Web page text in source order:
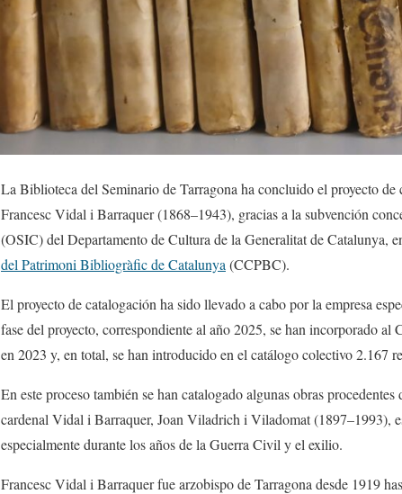
​La Biblioteca del Seminario de Tarragona ha concluido el proyecto
Francesc Vidal i Barraquer (1868–1943), gracias a la subvención
(OSIC) del Departamento de Cultura de la Generalitat de Catalunya,
del Patrimoni Bibliogràfic de Catalunya (CCPBC).
El proyecto de catalogación ha sido llevado a cabo por la empresa
fase del proyecto, correspondiente al año 2025, se han incorporado
en 2023 y, en total, se han introducido en el catálogo colectivo 2.167
En este proceso también se han catalogado algunas obras
cardenal Vidal i Barraquer, Joan Viladrich i Viladomat (1897–1993),
especialmente durante los años de la Guerra Civil y el exilio.
Francesc Vidal i Barraquer fue arzobispo de Tarragona desde 1919